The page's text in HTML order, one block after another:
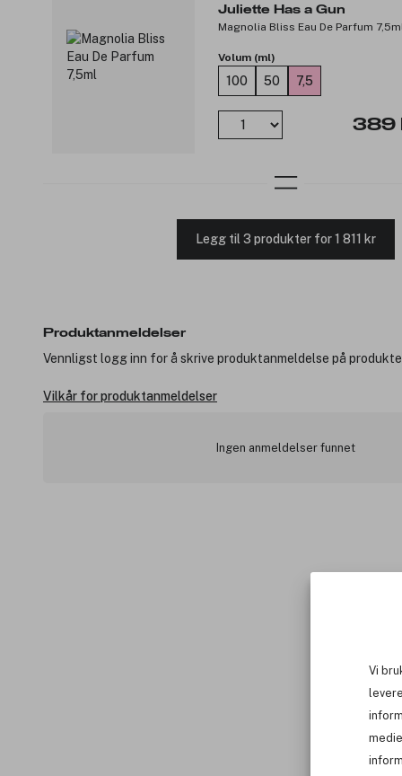
Vi
Juliette Has a Gun
Magnolia Bliss Eau De Parfum
Volum (ml)
100 50 7,5
389
Legg til 3 produkter for 1 811 kr
Produktanmeldelser
Vennligst logg inn for å skrive produktanmeldelse på
Vilkår for produktanmeldelser
Ingen anmeldelser funnet